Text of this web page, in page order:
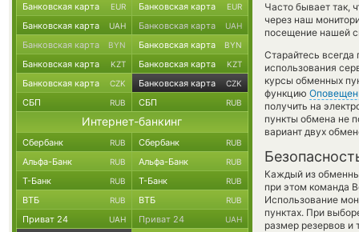
Часто бывает так,
через наш
посещение нашей
Старайтесь
использования
курсы обменных
функцию
получить на
пункты обмена не
вариант двух
Каждый из
при этом команда
Использование
пунктах. При
размер резервов и
Банковская карта EUR Банковская карта EUR
Банковская карта UAH Банковская карта UAH
Банковская карта BYN Банковская карта BYN
Банковская карта KZT Банковская карта KZT
Банковская карта CZK Банковская карта CZK
СБП RUB СБП RUB
Интернет-банкинг
Сбербанк RUB Сбербанк RUB
Альфа-Банк RUB Альфа-Банк RUB
Т-Банк RUB Т-Банк RUB
ВТБ RUB ВТБ RUB
Приват 24 UAH Приват 24 UAH